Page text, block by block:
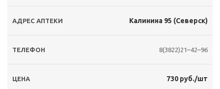
Калинина 95 (Северск)
8(3822)21–42–96
730 руб./шт